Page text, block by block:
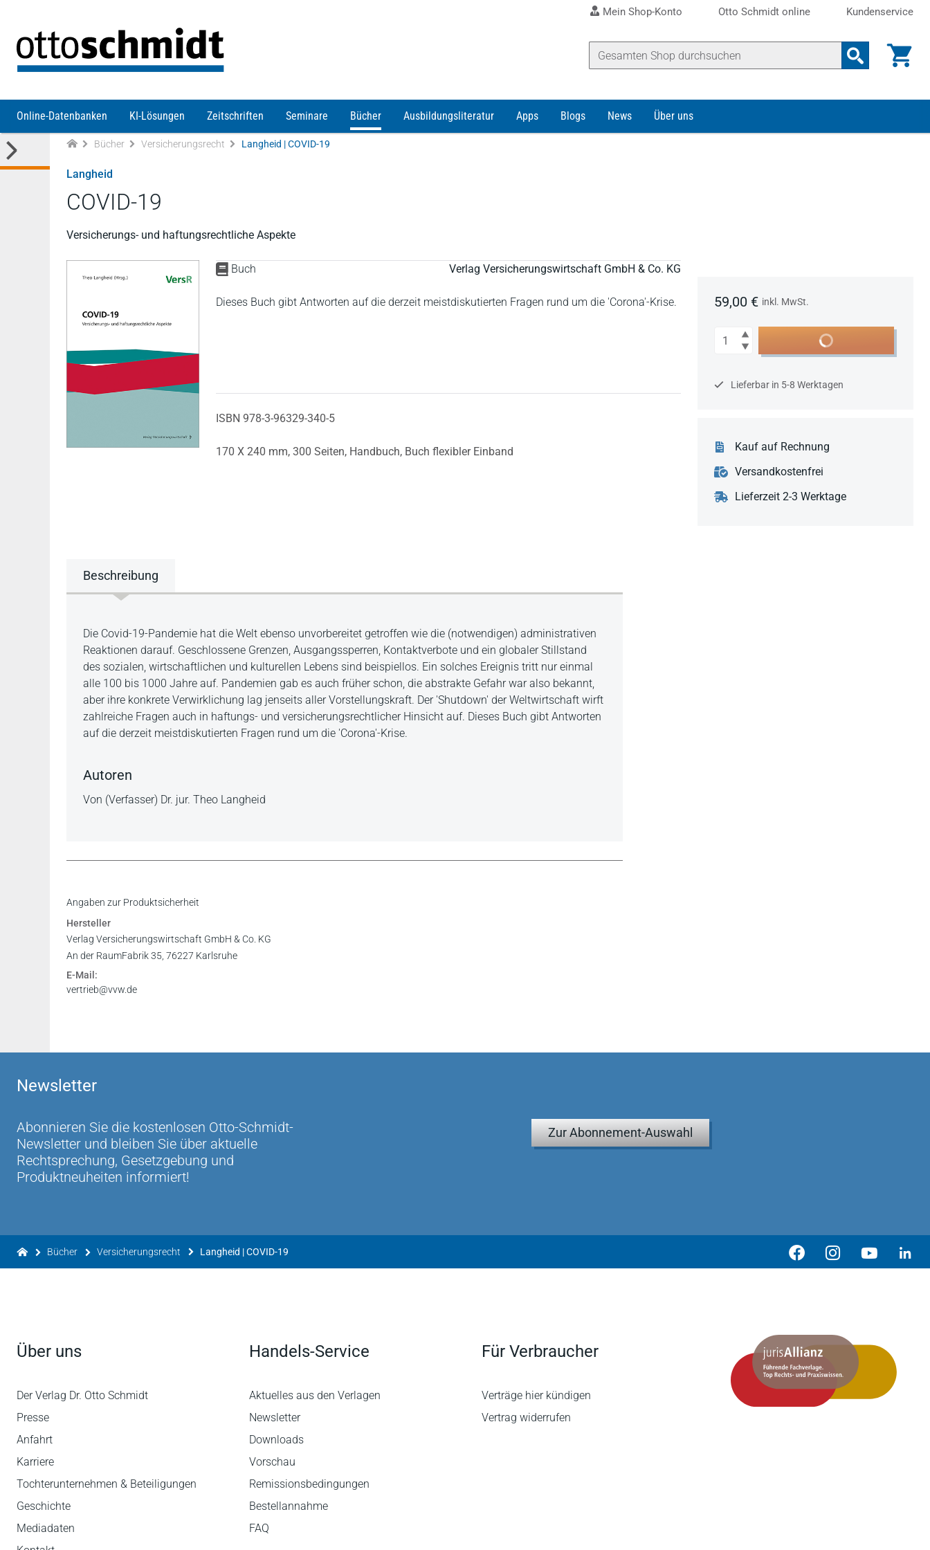
Mein Shop-Konto Otto Schmidt online Kundenservice
Online-Datenbanken KI-Lösungen Zeitschriften Seminare Bücher Ausbildungsliteratur Apps Blogs News Über uns
Bücher Versicherungsrecht Langheid | COVID-19
Langheid
COVID-19
Versicherungs- und haftungsrechtliche Aspekte
Buch Verlag Versicherungswirtschaft GmbH & Co. KG
Dieses Buch gibt Antworten auf die derzeit meistdiskutierten Fragen rund um die 'Corona'-Krise.
ISBN 978-3-96329-340-5
170 X 240 mm, 300 Seiten, Handbuch, Buch flexibler Einband
59,00 € inkl. MwSt.
Anzahl In den Warenkorb
Lieferbar in 5-8 Werktagen
Kauf auf Rechnung
Versandkostenfrei
Lieferzeit 2-3 Werktage
Beschreibung
Beschreibung
Die Covid-19-Pandemie hat die Welt ebenso unvorbereitet getroffen wie die (notwendigen) administrativen
Reaktionen darauf. Geschlossene Grenzen, Ausgangssperren, Kontaktverbote und ein globaler Stillstand
des sozialen, wirtschaftlichen und kulturellen Lebens sind beispiellos. Ein solches Ereignis tritt nur einmal
alle 100 bis 1000 Jahre auf. Pandemien gab es auch früher schon, die abstrakte Gefahr war also bekannt,
aber ihre konkrete Verwirklichung lag jenseits aller Vorstellungskraft. Der 'Shutdown' der Weltwirtschaft wirft
zahlreiche Fragen auch in haftungs- und versicherungsrechtlicher Hinsicht auf. Dieses Buch gibt Antworten
auf die derzeit meistdiskutierten Fragen rund um die 'Corona'-Krise.
Autoren
Von (Verfasser) Dr. jur. Theo Langheid
Angaben zur Produktsicherheit
Hersteller
Verlag Versicherungswirtschaft GmbH & Co. KG
An der RaumFabrik 35, 76227 Karlsruhe
E-Mail:
vertrieb@vvw.de
Newsletter
Abonnieren Sie die kostenlosen Otto-Schmidt-
Newsletter und bleiben Sie über aktuelle
Rechtsprechung, Gesetzgebung und
Produktneuheiten informiert!
Zur Abonnement-Auswahl
Bücher Versicherungsrecht Langheid | COVID-19
Über uns
Der Verlag Dr. Otto Schmidt
Presse
Anfahrt
Karriere
Tochterunternehmen & Beteiligungen
Geschichte
Mediadaten
Handels-Service
Aktuelles aus den Verlagen
Newsletter
Downloads
Vorschau
Remissionsbedingungen
Bestellannahme
FAQ
Für Verbraucher
Verträge hier kündigen
Vertrag widerrufen